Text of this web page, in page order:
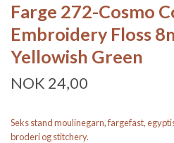
Farge 272-Cosmo
Embroidery Floss
Yellowish Green
NOK 24,00
Seks stand moulinegarn, fargefast,
broderi og stitchery.